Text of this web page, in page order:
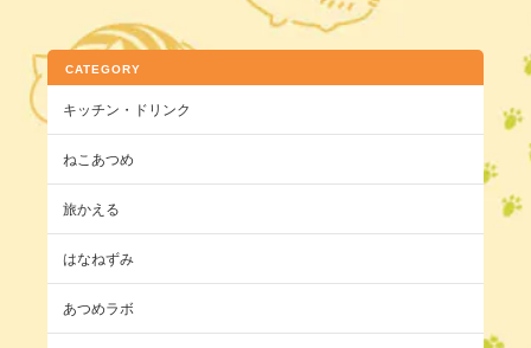
CATEGORY
キッチン・ドリンク
ねこあつめ
旅かえる
はなねずみ
あつめラボ